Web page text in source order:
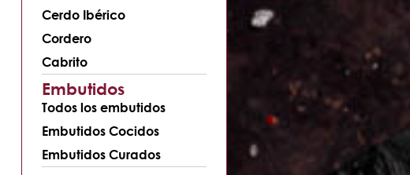
Cerdo Ibérico
Cordero
Cabrito
Embutidos
Todos los embutidos
Embutidos Cocidos
Embutidos Curados